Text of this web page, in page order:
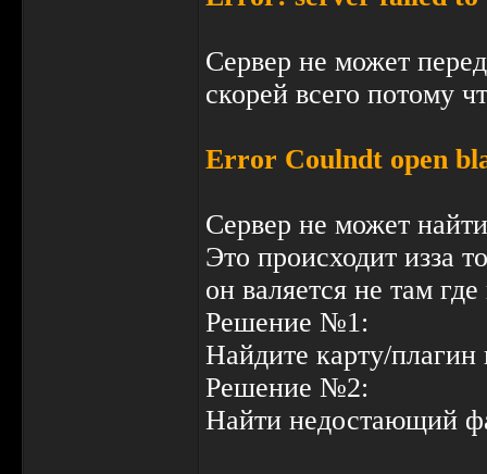
Сервер не может
скорей всего потому
Error Coulndt open
Сервер не может
Это происходит изза
он валяется не там
Решение №1:
Найдите карту/плагин
Решение №2:
Найти недостающий